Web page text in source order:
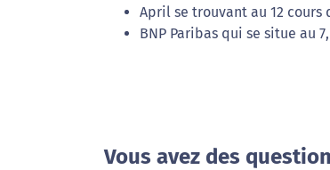
April se trouvant au 12 cours
BNP Paribas qui se situe au
Vous avez des